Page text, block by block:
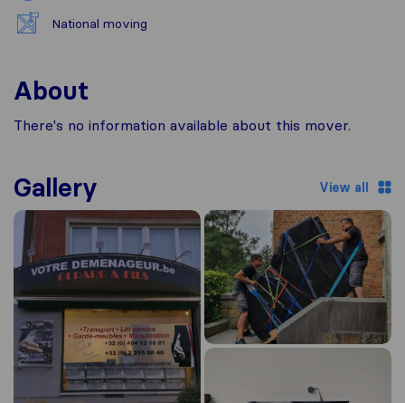
National moving
About
There's no information available about this mover.
Gallery View all